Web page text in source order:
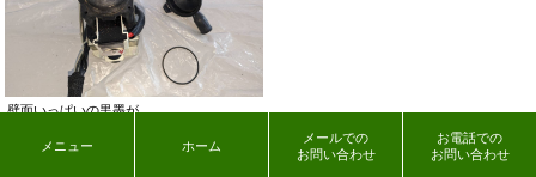
壁面いっぱいの黒墨が
メニュー ホーム
メールでの
お問い合わせ
お電話での
お問い合わせ